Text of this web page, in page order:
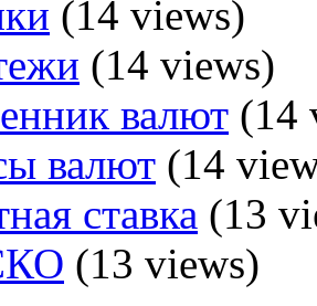
(14 views)
(14 views)
валют (14
валют (14
ставка (13
(13 views)